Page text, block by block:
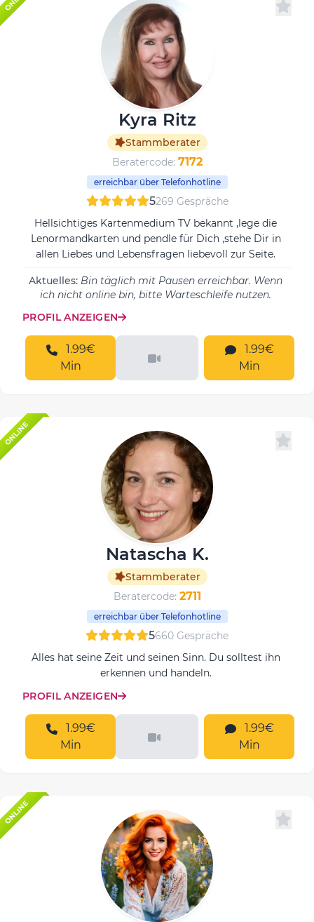
Kyra Ritz
Stammberater
Beratercode: 7172
erreichbar über Telefonhotline
5269 Gespräche
Hellsichtiges Kartenmedium TV bekannt ,lege die
Lenormandkarten und pendle für Dich ,stehe Dir in
allen Liebes und Lebensfragen liebevoll zur Seite.
Aktuelles: Bin täglich mit Pausen erreichbar. Wenn
ich nicht online bin, bitte Warteschleife nutzen.
PROFIL ANZEIGEN
Min
Min
ONLINE
Natascha K.
Stammberater
Beratercode: 2711
erreichbar über Telefonhotline
5660 Gespräche
Alles hat seine Zeit und seinen Sinn. Du solltest ihn
erkennen und handeln.
PROFIL ANZEIGEN
Min
Min
ONLINE